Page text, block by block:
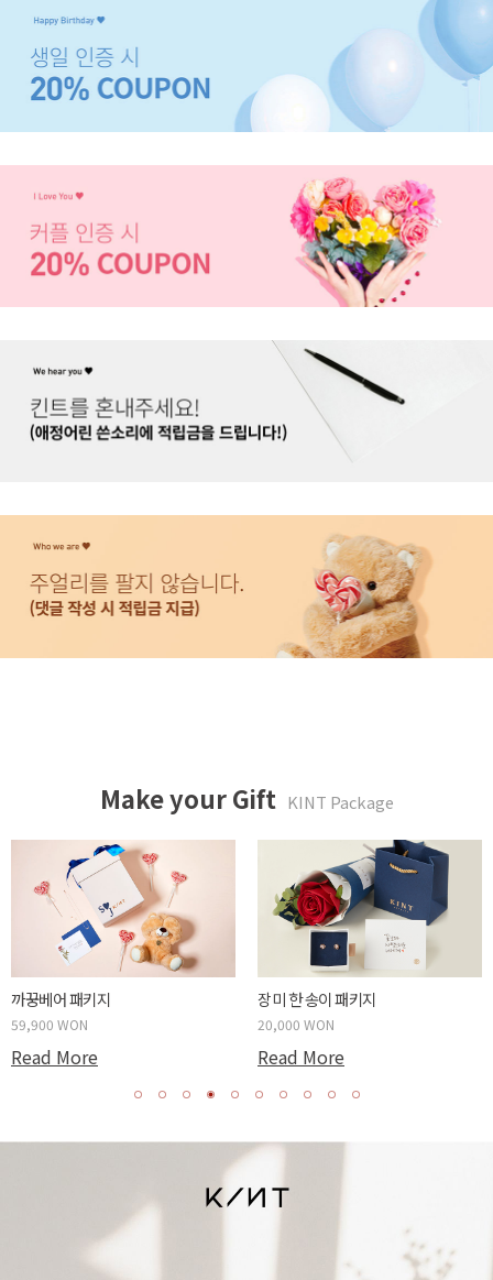
Make your Gift KINT Package
두근두근 박스 패키지
59,900 WON
Read More
사랑하는 당신에게 패키지
20,000 WON
Read More